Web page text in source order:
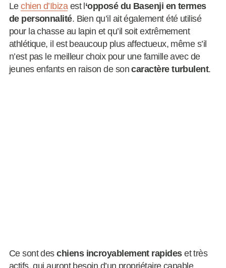
Lechien d’Ibiza est l‘opposé du Basenji en termes
de personnalité. Bien qu’il ait également été utilisé
pour la chasse au lapin et qu’il soit extrêmement
athlétique, il est beaucoup plus affectueux, même s’il
n’est pas le meilleur choix pour une famille avec de
jeunes enfants en raison de soncaractère turbulent.
Ce sont deschiens incroyablement rapideset très
actifs, qui auront besoin d’un propriétaire capable